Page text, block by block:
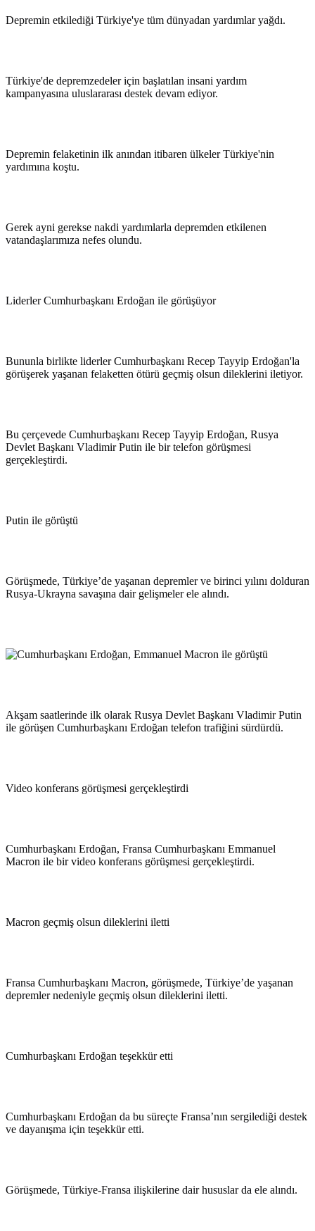
Depremin etkilediği Türkiye'ye tüm dünyadan yardımlar yağdı.
Türkiye'de depremzedeler için başlatılan insani yardım
kampanyasına uluslararası destek devam ediyor.
Depremin felaketinin ilk anından itibaren ülkeler Türkiye'nin
yardımına koştu.
Gerek ayni gerekse nakdi yardımlarla depremden etkilenen
vatandaşlarımıza nefes olundu.
Liderler Cumhurbaşkanı Erdoğan ile görüşüyor
Bununla birlikte liderler Cumhurbaşkanı Recep Tayyip Erdoğan'la
görüşerek yaşanan felaketten ötürü geçmiş olsun dileklerini iletiyor.
Bu çerçevede Cumhurbaşkanı Recep Tayyip Erdoğan, Rusya
Devlet Başkanı Vladimir Putin ile bir telefon görüşmesi
gerçekleştirdi.
Putin ile görüştü
Görüşmede, Türkiye’de yaşanan depremler ve birinci yılını dolduran
Rusya-Ukrayna savaşına dair gelişmeler ele alındı.
Akşam saatlerinde ilk olarak Rusya Devlet Başkanı Vladimir Putin
ile görüşen Cumhurbaşkanı Erdoğan telefon trafiğini sürdürdü.
Video konferans görüşmesi gerçekleştirdi
Cumhurbaşkanı Erdoğan, Fransa Cumhurbaşkanı Emmanuel
Macron ile bir video konferans görüşmesi gerçekleştirdi.
Macron geçmiş olsun dileklerini iletti
Fransa Cumhurbaşkanı Macron, görüşmede, Türkiye’de yaşanan
depremler nedeniyle geçmiş olsun dileklerini iletti.
Cumhurbaşkanı Erdoğan teşekkür etti
Cumhurbaşkanı Erdoğan da bu süreçte Fransa’nın sergilediği destek
ve dayanışma için teşekkür etti.
Görüşmede, Türkiye-Fransa ilişkilerine dair hususlar da ele alındı.